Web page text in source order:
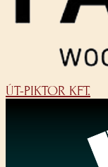
ÚT-PIKTOR KFT.